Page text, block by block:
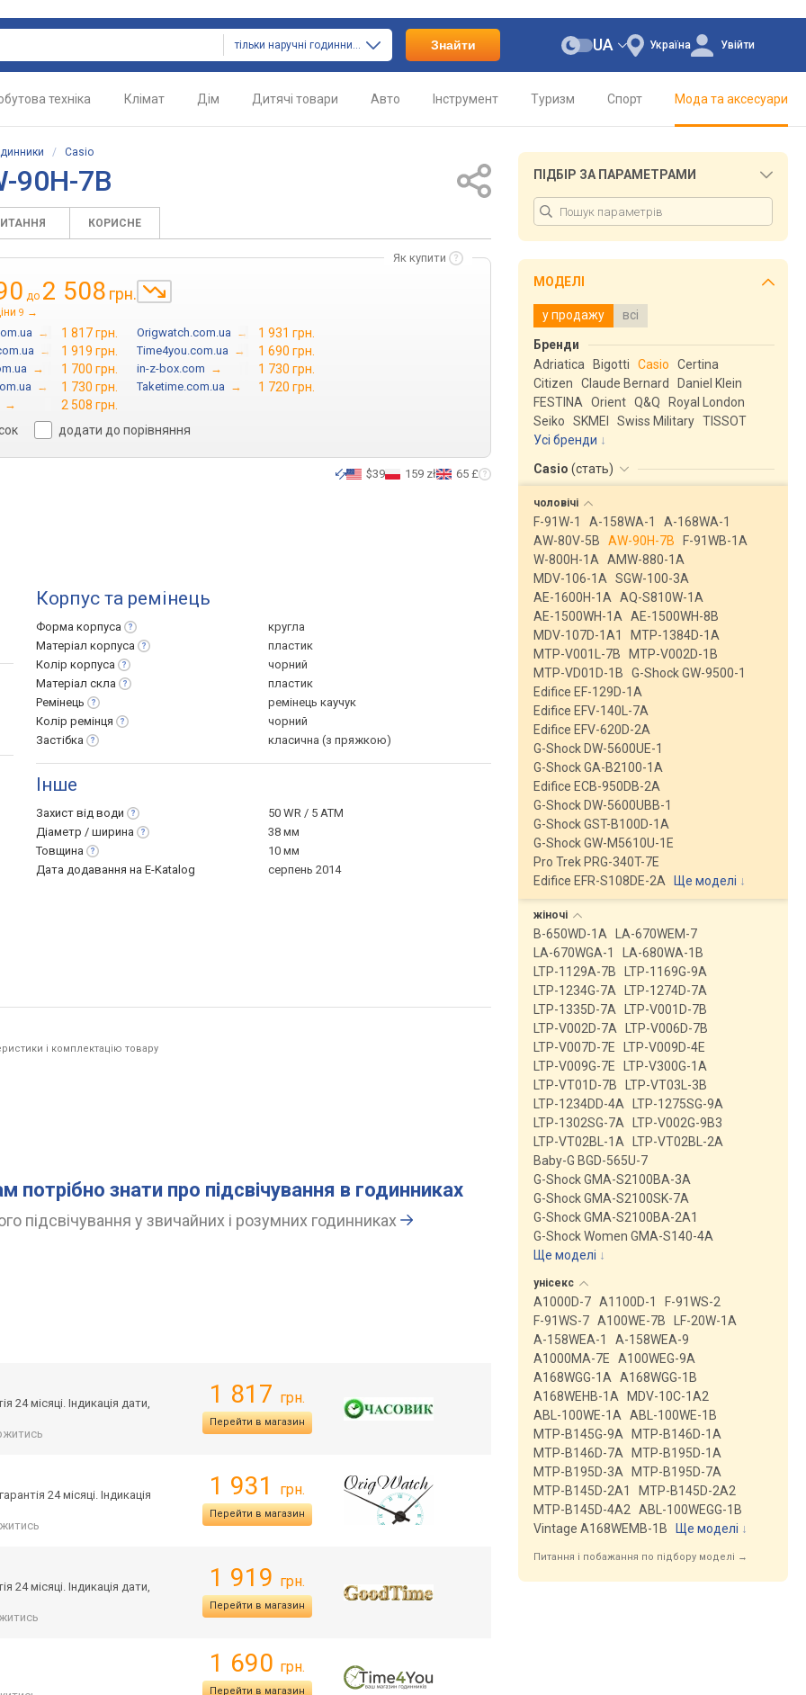
тільки наручні годинники Знайти Україна
UA Увійти
техніка Клімат Дім Дитячі товари Авто Інструмент Туризм Спорт Мода та аксесуари
/ Casio
90H-7B
КОРИСНЕ
Як купити
до 2 508 грн.
9 →
→ 1 817 грн. Origwatch.com.ua → 1 931 грн.
→ 1 919 грн. Time4you.com.ua → 1 690 грн.
→ 1 700 грн. in-z-box.com → 1 730 грн.
→ 1 730 грн. Taketime.com.ua → 1 720 грн.
→
2 508 грн.
додати до порівняння
$39 159 zł 65 £
Корпус та ремінець
Форма корпуса
кругла
Матеріал корпуса
пластик
Колір корпуса
чорний
Матеріал скла
пластик
Ремінець
ремінець каучук
Колір ремінця
чорний
Застібка
класична (з пряжкою)
Інше
Захист від води
50 WR / 5 ATM
Діаметр / ширина
38 мм
Товщина
10 мм
Дата додавання на E-Katalog
серпень 2014
і комплектацію товару
потрібно знати про підсвічування в годинниках
підсвічування у звичайних і розумних годинниках
24 місяці. Індикація дати,
1 817 грн.
Перейти в магазин
24 місяці. Індикація
1 931 грн.
Перейти в магазин
24 місяці. Індикація дати,
1 919 грн.
Перейти в магазин
1 690 грн.
Перейти в магазин
ПІДБІР ЗА ПАРАМЕТРАМИ
МОДЕЛІ
у продажу всі
Бренди
Adriatica
Bigotti Casio
Certina
Citizen
Claude Bernard
Daniel Klein
FESTINA
Orient Q&Q
Royal London
Seiko
SKMEI Swiss Military TISSOT
Усі бренди
Casio (стать)
чоловічі
F-91W-1 A-158WA-1
A-168WA-1
AW-80V-5B
AW-90H-7B
F-91WB-1A
W-800H-1A
AMW-880-1A
MDV-106-1A
SGW-100-3A
AE-1600H-1A
AQ-S810W-1A
AE-1500WH-1A
AE-1500WH-8B
MDV-107D-1A1
MTP-1384D-1A
MTP-V001L-7B
MTP-V002D-1B
MTP-VD01D-1B
G-Shock GW-9500-1
Edifice EF-129D-1A
Edifice EFV-140L-7A
Edifice EFV-620D-2A
G-Shock DW-5600UE-1
G-Shock GA-B2100-1A
Edifice ECB-950DB-2A
G-Shock DW-5600UBB-1
G-Shock GST-B100D-1A
G-Shock GW-M5610U-1E
Pro Trek PRG-340T-7E
Edifice EFR-S108DE-2A
Ще моделі ↓
жіночі
B-650WD-1A
LA-670WEM-7
LA-670WGA-1
LA-680WA-1B
LTP-1129A-7B
LTP-1169G-9A
LTP-1234G-7A
LTP-1274D-7A
LTP-1335D-7A
LTP-V001D-7B
LTP-V002D-7A
LTP-V006D-7B
LTP-V007D-7E
LTP-V009D-4E
LTP-V009G-7E
LTP-V300G-1A
LTP-VT01D-7B
LTP-VT03L-3B
LTP-1234DD-4A
LTP-1275SG-9A
LTP-1302SG-7A
LTP-V002G-9B3
LTP-VT02BL-1A
LTP-VT02BL-2A
Baby-G BGD-565U-7
G-Shock GMA-S2100BA-3A
G-Shock GMA-S2100SK-7A
G-Shock GMA-S2100BA-2A1
G-Shock Women GMA-S140-4A
Ще моделі ↓
унісекс
A1000D-7 A1100D-1
F-91WS-2
F-91WS-7 A100WE-7B
LF-20W-1A
A-158WEA-1
A-158WEA-9
A1000MA-7E
A100WEG-9A
A168WGG-1A
A168WGG-1B
A168WEHB-1A
MDV-10C-1A2
ABL-100WE-1A
ABL-100WE-1B
MTP-B145G-9A
MTP-B146D-1A
MTP-B146D-7A
MTP-B195D-1A
MTP-B195D-3A
MTP-B195D-7A
MTP-B145D-2A1
MTP-B145D-2A2
MTP-B145D-4A2
ABL-100WEGG-1B
Vintage A168WEMB-1B
Ще моделі ↓
Питання і побажання по підбору моделі →